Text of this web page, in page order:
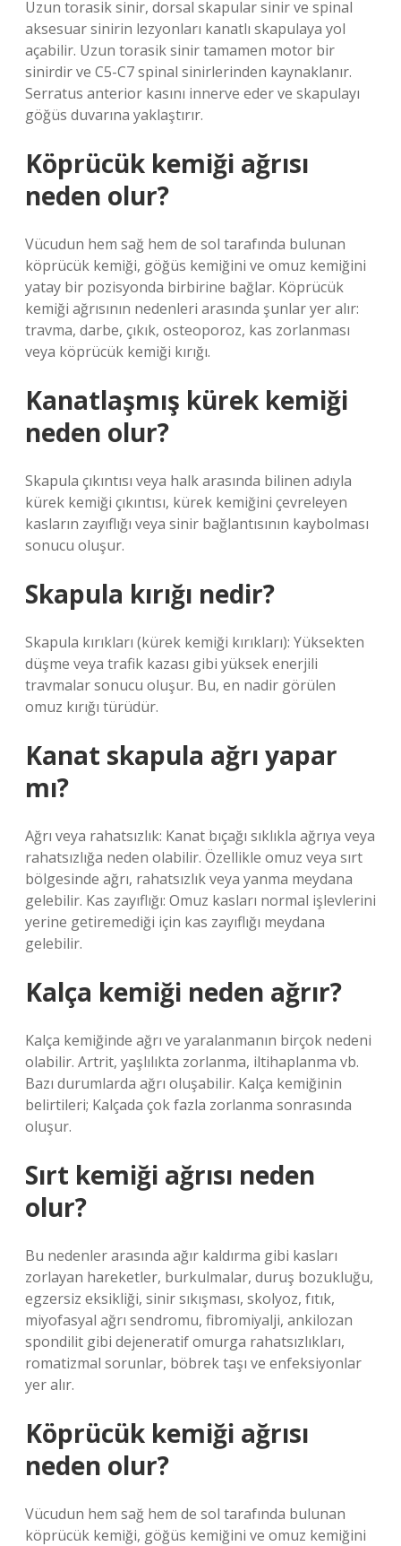
Uzun torasik sinir, dorsal skapular sinir ve spinal
aksesuar sinirin lezyonları kanatlı skapulaya yol
açabilir. Uzun torasik sinir tamamen motor bir
sinirdir ve C5-C7 spinal sinirlerinden kaynaklanır.
Serratus anterior kasını innerve eder ve skapulayı
göğüs duvarına yaklaştırır.
Köprücük kemiği ağrısı
neden olur?
Vücudun hem sağ hem de sol tarafında bulunan
köprücük kemiği, göğüs kemiğini ve omuz kemiğini
yatay bir pozisyonda birbirine bağlar. Köprücük
kemiği ağrısının nedenleri arasında şunlar yer alır:
travma, darbe, çıkık, osteoporoz, kas zorlanması
veya köprücük kemiği kırığı.
Kanatlaşmış kürek kemiği
neden olur?
Skapula çıkıntısı veya halk arasında bilinen adıyla
kürek kemiği çıkıntısı, kürek kemiğini çevreleyen
kasların zayıflığı veya sinir bağlantısının kaybolması
sonucu oluşur.
Skapula kırığı nedir?
Skapula kırıkları (kürek kemiği kırıkları): Yüksekten
düşme veya trafik kazası gibi yüksek enerjili
travmalar sonucu oluşur. Bu, en nadir görülen
omuz kırığı türüdür.
Kanat skapula ağrı yapar
mı?
Ağrı veya rahatsızlık: Kanat bıçağı sıklıkla ağrıya veya
rahatsızlığa neden olabilir. Özellikle omuz veya sırt
bölgesinde ağrı, rahatsızlık veya yanma meydana
gelebilir. Kas zayıflığı: Omuz kasları normal işlevlerini
yerine getiremediği için kas zayıflığı meydana
gelebilir.
Kalça kemiği neden ağrır?
Kalça kemiğinde ağrı ve yaralanmanın birçok nedeni
olabilir. Artrit, yaşlılıkta zorlanma, iltihaplanma vb.
Bazı durumlarda ağrı oluşabilir. Kalça kemiğinin
belirtileri; Kalçada çok fazla zorlanma sonrasında
oluşur.
Sırt kemiği ağrısı neden
olur?
Bu nedenler arasında ağır kaldırma gibi kasları
zorlayan hareketler, burkulmalar, duruş bozukluğu,
egzersiz eksikliği, sinir sıkışması, skolyoz, fıtık,
miyofasyal ağrı sendromu, fibromiyalji, ankilozan
spondilit gibi dejeneratif omurga rahatsızlıkları,
romatizmal sorunlar, böbrek taşı ve enfeksiyonlar
yer alır.
Köprücük kemiği ağrısı
neden olur?
Vücudun hem sağ hem de sol tarafında bulunan
köprücük kemiği, göğüs kemiğini ve omuz kemiğini